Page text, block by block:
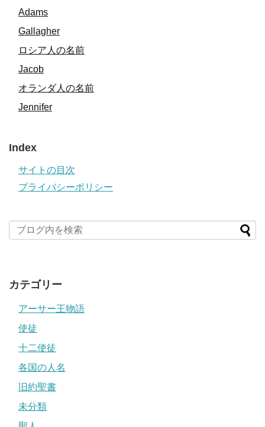
Adams
Gallagher
ロシア人の名前
Jacob
オランダ人の名前
Jennifer
Index
サイトの目次
プライバシーポリシー
カテゴリー
アーサー王物語
使徒
十二使徒
各国の人名
旧約聖書
未分類